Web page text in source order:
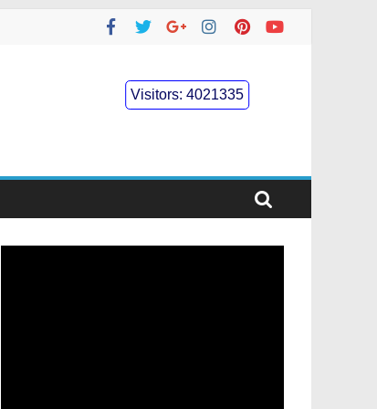
Visitors:4021335